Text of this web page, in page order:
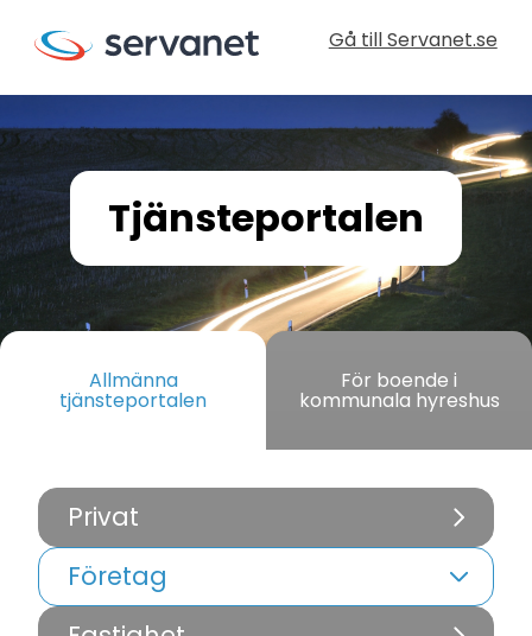
Gå till Servanet.se
Tjänsteportalen
Allmänna
tjänsteportalen
För boende i
kommunala hyreshus
Privat
Företag